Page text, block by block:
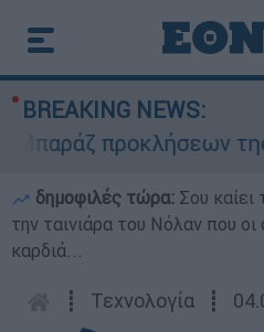
BREAKING NEWS:
προκλήσεων της
δημοφιλές τώρα: Σου
την ταινιάρα του Νόλαν που
καρδιά...
┋ Τεχνολογία ┋